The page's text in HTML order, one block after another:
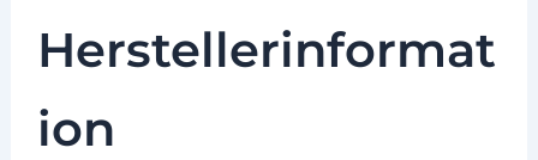
Herstellerinformat
ion